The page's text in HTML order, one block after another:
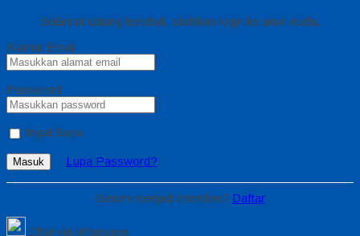
Selamat datang kembali, silahkan login ke akun Anda.
Alamat Email
Password
Ingat Saya
Masuk Lupa Password?
Belum menjadi member? Daftar
Chat via Whatsapp